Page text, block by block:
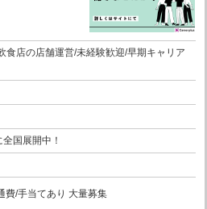
食店の店舗運営/未経験歓迎/早期キャリア
国展開中！
費/手当てあり 大量募集